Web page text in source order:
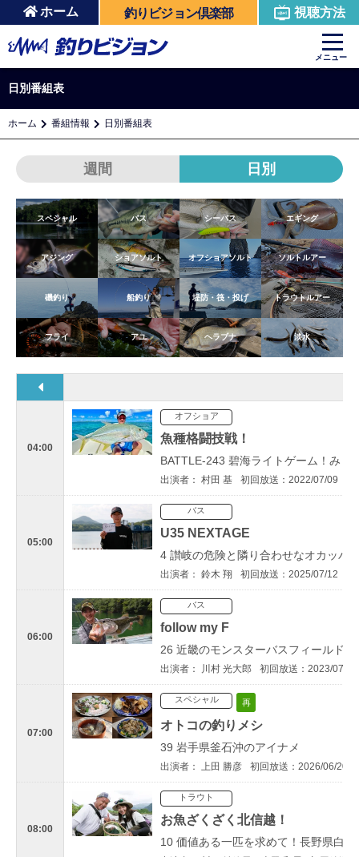
ホーム 釣りビジョン倶楽部 視聴方法
メニュー
日別番組表
ホーム 番組情報 日別番組表
週間 日別
スペシャル バス シーバス エギング
アジング ショアソルト オフショアソルト ソルトルアー
磯釣り 船釣り 堤防・筏・投げ トラウトルアー
フライ アユ ヘラブナ 淡水
04:00
オフショア
魚種格闘技戦！
BATTLE-243 碧海ライトゲーム！みし
出演者： 村田 基 初回放送：2022/07/09
05:00
バス
U35 NEXTAGE
4 讃岐の危険と隣り合わせなオカッパ
出演者： 鈴木 翔 初回放送：2025/07/12
06:00
バス
follow my F
26 近畿のモンスターバスフィールド・
出演者： 川村 光大郎 初回放送：2023/07/18
07:00
スペシャル 再
オトコの釣りメシ
39 岩手県釜石沖のアイナメ
出演者： 上田 勝彦 初回放送：2026/06/20
08:00
トラウト
お魚ざくざく北信越！
10 価値ある一匹を求めて！長野県白